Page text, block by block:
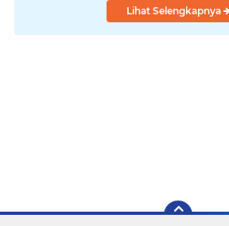
Lihat Selengkapnya